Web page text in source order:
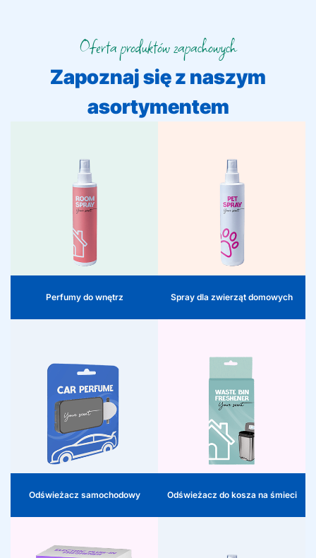
Oferta produktów zapachowych
Zapoznaj się z naszym
asortymentem
Perfumy do wnętrz
Perfumy do wnętrz
Perfumy do wnętrz korzystają z
Oferujemy bezpośrednio dostępne
zapachy i współpracujemy w
zapachów, dzięki czemu
odpowiadają Państwo na
asortyment i dodatkowe obroty w
Spray dla zwierząt domowych
Spray dla zwierząt domowych
Dla zwierząt domowych oferujemy
neutralizowania zapachów w
koszykach, poduszkach i boksach.
w użyciu, odpowiadają na rosnące
zapotrzebowanie na higienę i
komfort w petcare. Wyróżniający się
dodatek, który zapewnia dodatkową
Odświeżacz samochodowy
Wraz z rosnącym
zapotrzebowaniem na osobisty
luksus w podróży, nasze
odświeżacze samochodowe
stanowią obiecującą kategorię.
Dostarczamy bezpośrednio
dostępne zapachy i opracowujemy
ekskluzywne warianty na
zamówienie, dzięki czemu Państwa
asortyment pozostaje wyróżniający
się, a konsumenci wracają po
premium doświadczenia
Odświeżacz do kosza na śmieci
zapotrzebowanie na inteligentne
rozwiązania domowe. Oferujemy
zapachy oraz opracowujemy
wspólnie z Państwem ekskluzywne
warianty. W ten sposób Państwa
asortyment środków czyszczących
pozostaje innowacyjny i tworzy
dodatkową wartość dla czystego i
odświeżacz powietrza